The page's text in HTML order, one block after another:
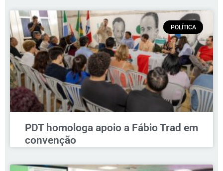
POLÍTICA
PDT homologa apoio a Fábio Trad em
convenção